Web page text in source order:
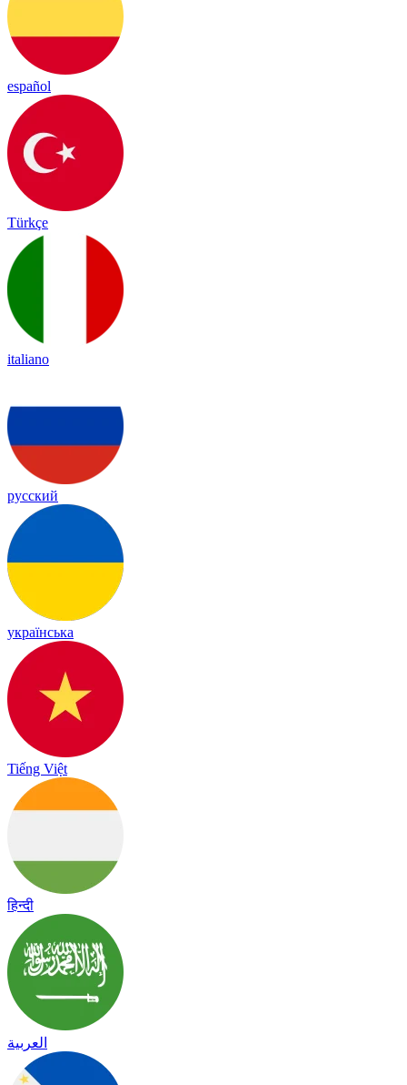
español
Türkçe
italiano
русский
українська
Tiếng Việt
हिन्दी
العربية